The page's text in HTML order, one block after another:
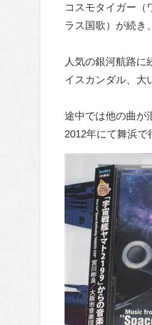
コスモタイガー（
ラス国歌）が続き
人気の銀河航路に
イスカンダル、大
途中では他の曲が
2012年にて舞浜で